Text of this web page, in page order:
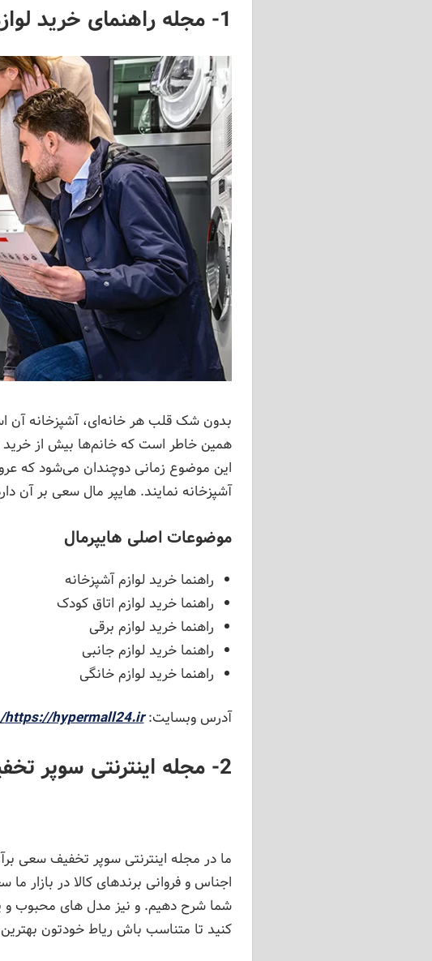
1- مجله راهنمای خرید لوازم خانگی هایپرمال
بدون شک قلب هر خانه‌ای، آشپزخانه آن
همین خاطر است که خانم‌ها بیش از خرید
این موضوع زمانی دوچندان می‌شود که
آشپزخانه نمایند. هایپر مال سعی بر آن
موضوعات اصلی هایپرمال
راهنما خرید لوازم آشپزخانه
راهنما خرید لوازم اتاق کودک
راهنما خرید لوازم برقی
راهنما خرید لوازم جانبی
راهنما خرید لوازم خانگی
آدرس وبسایت:https://hypermall24.ir/
2- مجله اینترنتی سوپر تخفیف
ما در مجله اینترنتی سوپر تخفیف سعی
اجناس و فروانی برندهای کالا در بازار
شما شرح دهیم. و نیز مدل های محبوب و
کنید تا متناسب باش ریاط خودتون